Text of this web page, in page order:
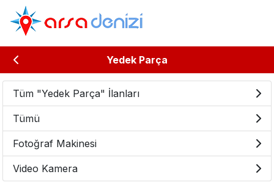
Yedek Parça
Tüm "Yedek Parça" İlanları
Tümü
Fotoğraf Makinesi
Video Kamera